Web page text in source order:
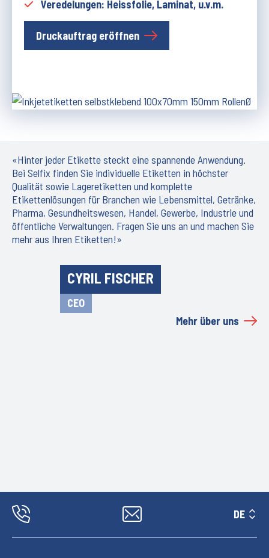
Veredelungen: Heissfolie, Laminat, u.v.m.
Druckauftrag eröffnen
«Hinter jeder Etikette steckt eine spannende Anwendung.
Bei Selfix finden Sie individuelle Etiketten in höchster
Qualität sowie Lageretiketten und komplette
Etikettenlösungen für Branchen wie Lebensmittel, Getränke,
Pharma, Gesundheitswesen, Handel, Gewerbe, Industrie und
öffentliche Verwaltungen. Fragen Sie uns an und machen Sie
mehr aus Ihren Etiketten!»
CYRIL FISCHER
CEO
Mehr über uns
DE